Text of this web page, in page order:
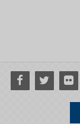
Facebook
Twitter Flickr